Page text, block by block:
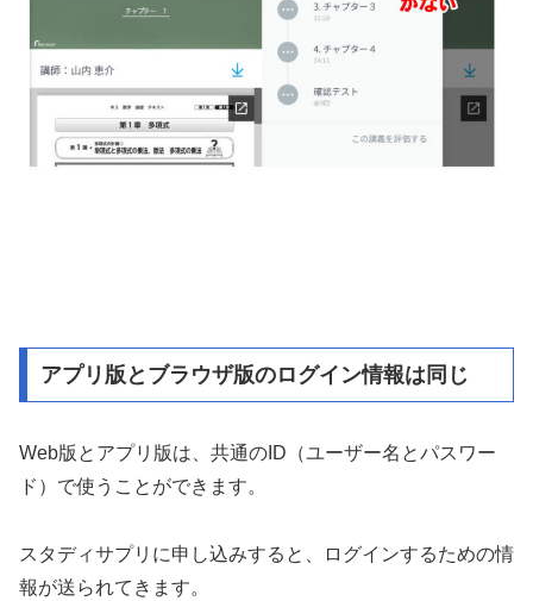
アプリ版とブラウザ版のログイン情報は同じ
Web版とアプリ版は、共通のID（ユーザー名とパスワー
ド）で使うことができます。
スタディサプリに申し込みすると、ログインするための情
報が送られてきます。